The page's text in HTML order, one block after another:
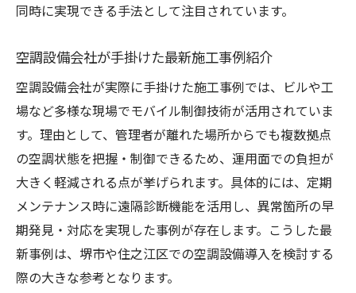
同時に実現できる手法として注目されています。
空調設備会社が手掛けた最新施工事例紹介
空調設備会社が実際に手掛けた施工事例では、ビルや工
場など多様な現場でモバイル制御技術が活用されていま
す。理由として、管理者が離れた場所からでも複数拠点
の空調状態を把握・制御できるため、運用面での負担が
大きく軽減される点が挙げられます。具体的には、定期
メンテナンス時に遠隔診断機能を活用し、異常箇所の早
期発見・対応を実現した事例が存在します。こうした最
新事例は、堺市や住之江区での空調設備導入を検討する
際の大きな参考となります。